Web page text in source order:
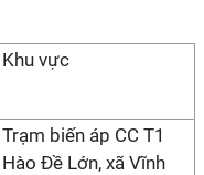
Khu vực
Trạm biến áp CC T1
Hào Đề Lớn, xã Vĩnh